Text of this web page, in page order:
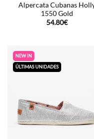
Alpercata Cubanas
1550 Gold
54.80€
NEW IN
ÚLTIMAS UNIDADES